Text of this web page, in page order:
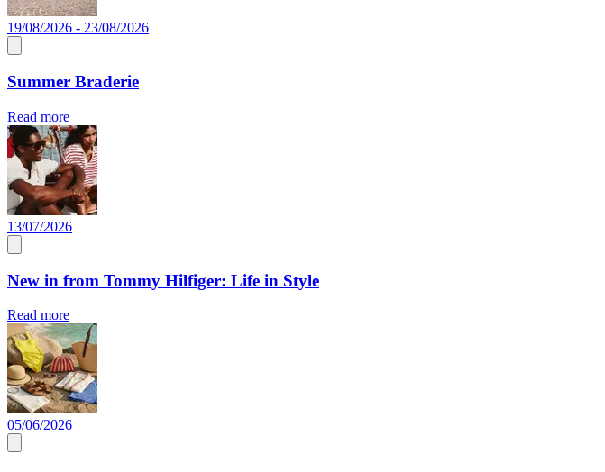
19/08/2026 - 23/08/2026
Summer Braderie
Read more
13/07/2026
New in from Tommy Hilfiger: Life in Style
Read more
05/06/2026